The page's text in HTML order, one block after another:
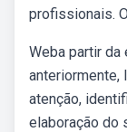
profissionais.
Weba partir da
anteriormente,
atenção,
elaboração do